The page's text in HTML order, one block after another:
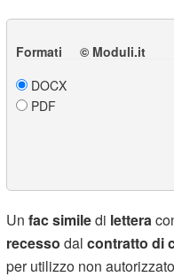
Formati © Moduli.it
DOCX
PDF
Unfac similedi lettera
recessodalcontratto di
per utilizzo non